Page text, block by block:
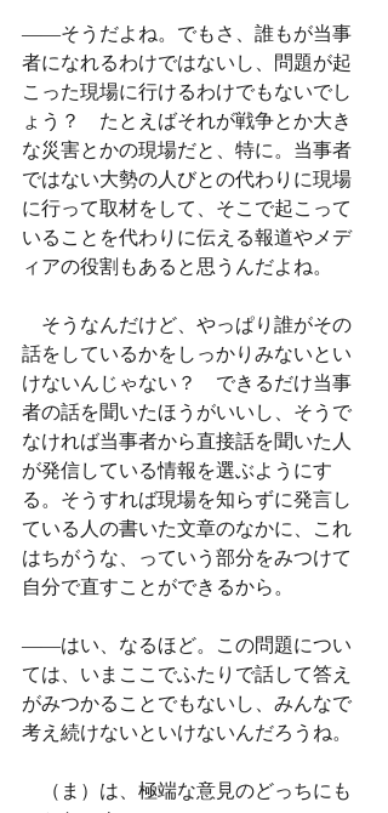
——そうだよね。でもさ、誰もが当事
者になれるわけではないし、問題が起
こった現場に行けるわけでもないでし
ょう？　たとえばそれが戦争とか大き
な災害とかの現場だと、特に。当事者
ではない大勢の人びとの代わりに現場
に行って取材をして、そこで起こって
いることを代わりに伝える報道やメデ
ィアの役割もあると思うんだよね。
そうなんだけど、やっぱり誰がその
話をしているかをしっかりみないとい
けないんじゃない？　できるだけ当事
者の話を聞いたほうがいいし、そうで
なければ当事者から直接話を聞いた人
が発信している情報を選ぶようにす
る。そうすれば現場を知らずに発言し
ている人の書いた文章のなかに、これ
はちがうな、っていう部分をみつけて
自分で直すことができるから。
——はい、なるほど。この問題につい
ては、いまここでふたりで話して答え
がみつかることでもないし、みんなで
考え続けないといけないんだろうね。
（ま）は、極端な意見のどっちにも